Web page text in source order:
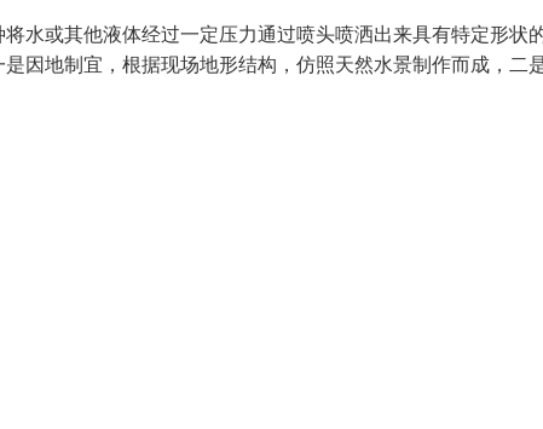
水或其他液体经过一定压力通过喷头喷洒出来具有特定形状
因地制宜，根据现场地形结构，仿照天然水景制作而成，二